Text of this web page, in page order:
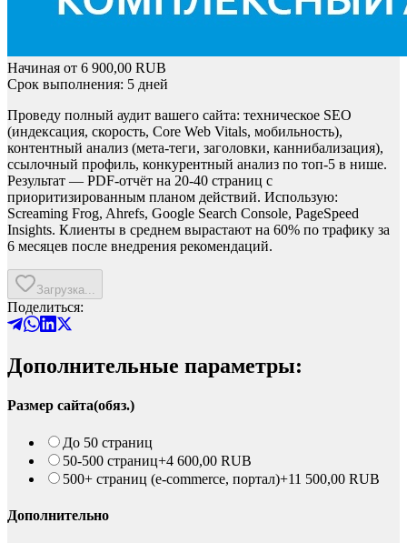
Начиная от 6 900,00 RUB
Срок выполнения: 5 дней
Проведу полный аудит вашего сайта: техническое SEO
(индексация, скорость, Core Web Vitals, мобильность),
контентный анализ (мета-теги, заголовки, каннибализация),
ссылочный профиль, конкурентный анализ по топ-5 в нише.
Результат — PDF-отчёт на 20-40 страниц с
приоритизированным планом действий. Использую:
Screaming Frog, Ahrefs, Google Search Console, PageSpeed
Insights. Клиенты в среднем вырастают на 60% по трафику за
6 месяцев после внедрения рекомендаций.
Загрузка...
Поделиться:
Дополнительные параметры:
Размер сайта(обяз.)
До 50 страниц
50-500 страниц+4 600,00 RUB
500+ страниц (e-commerce, портал)+11 500,00 RUB
Дополнительно